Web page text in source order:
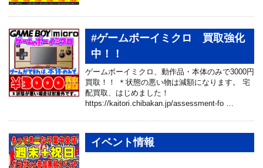
#ゲームボーイミクロ 買取強化
中！！
ゲームボーイミクロ、動作品・本体のみで3000円
買取！！ ＊状態の悪い物は減額になります。 宅
配買取、はじめました！
https://kaitori.chibakan.jp/assessment-fo …
イベント情報